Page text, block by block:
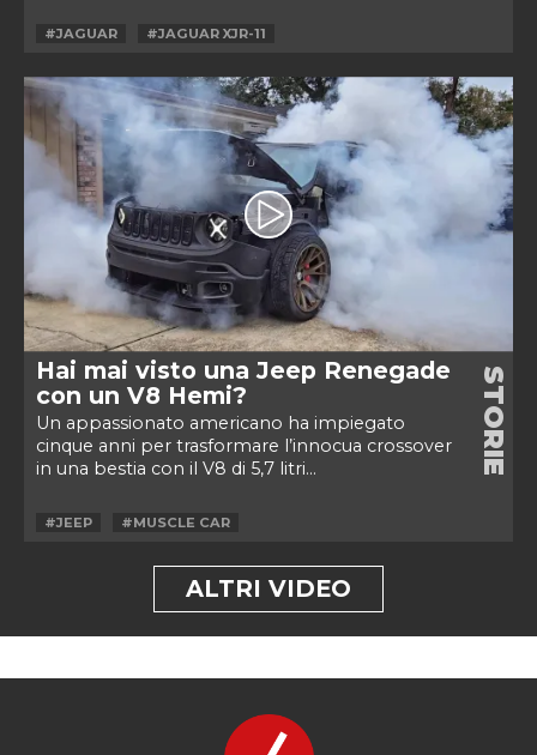
#JAGUAR #JAGUAR XJR-11
Hai mai visto una Jeep Renegade
con un V8 Hemi?
Un appassionato americano ha impiegato
cinque anni per trasformare l’innocua crossover
in una bestia con il V8 di 5,7 litri...
STORIE
#JEEP #MUSCLE CAR
ALTRI VIDEO